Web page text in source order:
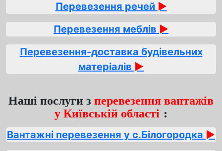
Перевезення речей ►
Перевезення меблів ►
Перевезення-доставка будівельних
матеріалів ►
Наші послуги з перевезення вантажів
у Київській області :
Вантажні перевезення у с.Білогородка ►